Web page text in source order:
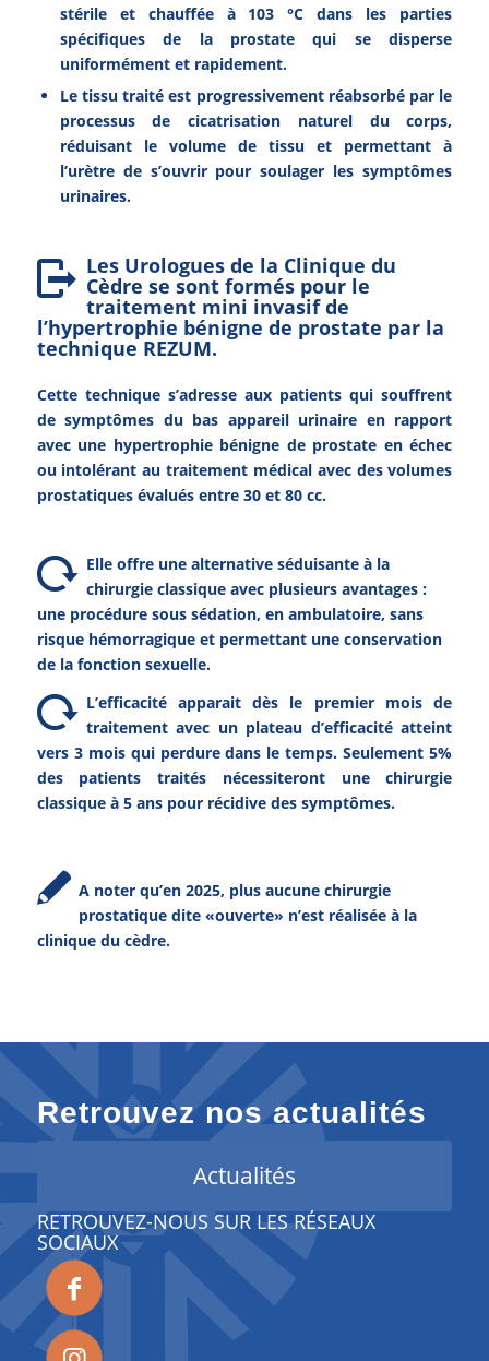
stérile et chauffée à 103 °C dans les parties
spécifiques de la prostate qui se disperse
uniformément et rapidement.
Le tissu traité est progressivement réabsorbé par le
processus de cicatrisation naturel du corps,
réduisant le volume de tissu et permettant à
l’urètre de s’ouvrir pour soulager les symptômes
urinaires.
Les Urologues de la Clinique du
Cèdre se sont formés pour le
traitement mini invasif de
l’hypertrophie bénigne de prostate par la
technique REZUM.
Cette technique s’adresse aux patients qui souffrent
de symptômes du bas appareil urinaire en rapport
avec une hypertrophie bénigne de prostate en échec
ou intolérant au traitement médical avec des volumes
prostatiques évalués entre 30 et 80 cc.
Elle offre une alternative séduisante à la
chirurgie classique avec plusieurs avantages :
une procédure sous sédation, en ambulatoire, sans
risque hémorragique et permettant une conservation
de la fonction sexuelle.
L’efficacité apparait dès le premier mois de
traitement avec un plateau d’efficacité atteint
vers 3 mois qui perdure dans le temps. Seulement 5%
des patients traités nécessiteront une chirurgie
classique à 5 ans pour récidive des symptômes.
A noter qu’en 2025, plus aucune chirurgie
prostatique dite «ouverte» n’est réalisée à la
clinique du cèdre.
Retrouvez nos actualités
Actualités
RETROUVEZ-NOUS SUR LES RÉSEAUX
SOCIAUX